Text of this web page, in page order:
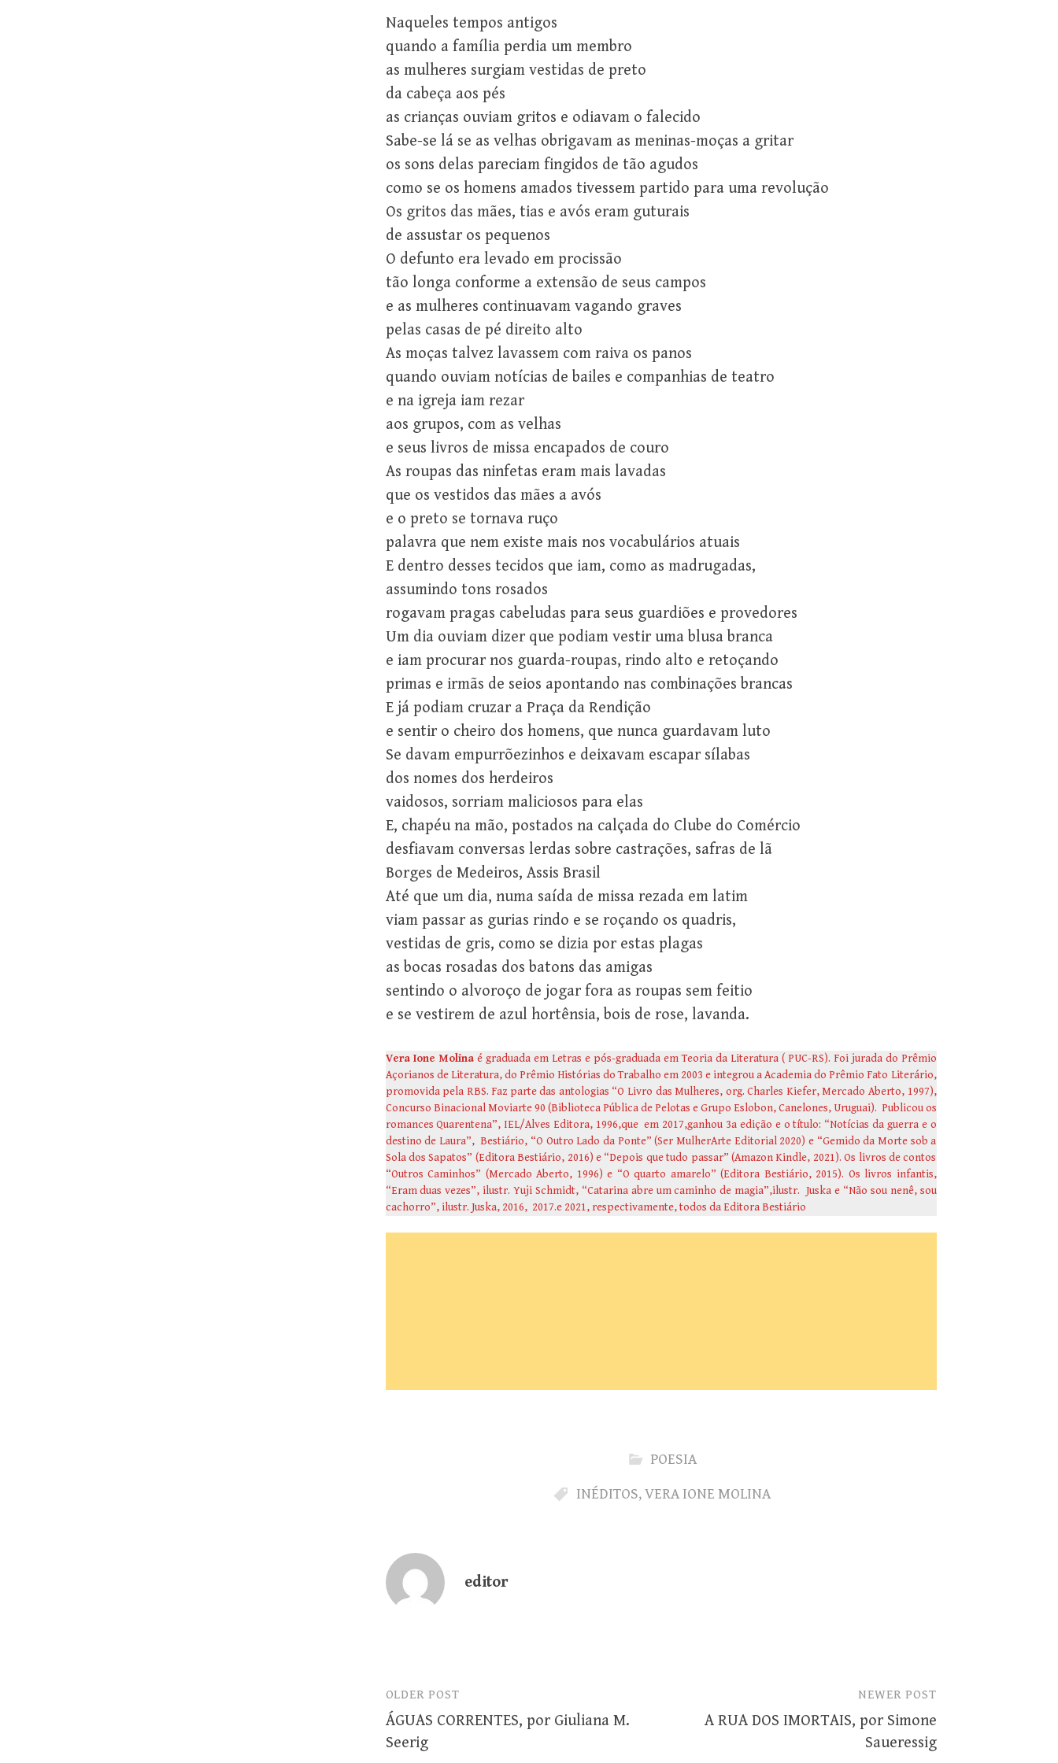
Naqueles tempos antigos
quando a família perdia um membro
as mulheres surgiam vestidas de preto
da cabeça aos pés
as crianças ouviam gritos e odiavam o falecido
Sabe-se lá se as velhas obrigavam as meninas-moças a gritar
os sons delas pareciam fingidos de tão agudos
como se os homens amados tivessem partido para uma revolução
Os gritos das mães, tias e avós eram guturais
de assustar os pequenos
O defunto era levado em procissão
tão longa conforme a extensão de seus campos
e as mulheres continuavam vagando graves
pelas casas de pé direito alto
As moças talvez lavassem com raiva os panos
quando ouviam notícias de bailes e companhias de teatro
e na igreja iam rezar
aos grupos, com as velhas
e seus livros de missa encapados de couro
As roupas das ninfetas eram mais lavadas
que os vestidos das mães a avós
e o preto se tornava ruço
palavra que nem existe mais nos vocabulários atuais
E dentro desses tecidos que iam, como as madrugadas,
assumindo tons rosados
rogavam pragas cabeludas para seus guardiões e provedores
Um dia ouviam dizer que podiam vestir uma blusa branca
e iam procurar nos guarda-roupas, rindo alto e retoçando
primas e irmãs de seios apontando nas combinações brancas
E já podiam cruzar a Praça da Rendição
e sentir o cheiro dos homens, que nunca guardavam luto
Se davam empurrõezinhos e deixavam escapar sílabas
dos nomes dos herdeiros
vaidosos, sorriam maliciosos para elas
E, chapéu na mão, postados na calçada do Clube do Comércio
desfiavam conversas lerdas sobre castrações, safras de lã
Borges de Medeiros, Assis Brasil
Até que um dia, numa saída de missa rezada em latim
viam passar as gurias rindo e se roçando os quadris,
vestidas de gris, como se dizia por estas plagas
as bocas rosadas dos batons das amigas
sentindo o alvoroço de jogar fora as roupas sem feitio
e se vestirem de azul hortênsia, bois de rose, lavanda.
Vera Ione Molina é graduada em Letras e pós-graduada em Teoria da Literatura ( PUC-RS). Foi jurada do Prêmio
Açorianos de Literatura, do Prêmio Histórias do Trabalho em 2003 e integrou a Academia do Prêmio Fato Literário,
promovida pela RBS. Faz parte das antologias “O Livro das Mulheres, org. Charles Kiefer, Mercado Aberto, 1997),
Concurso Binacional Moviarte 90 (Biblioteca Pública de Pelotas e Grupo Eslobon, Canelones, Uruguai). Publicou os
romances Quarentena”, IEL/Alves Editora, 1996,que em 2017,ganhou 3a edição e o título: “Notícias da guerra e o
destino de Laura”, Bestiário, “O Outro Lado da Ponte” (Ser MulherArte Editorial 2020) e “Gemido da Morte sob a
Sola dos Sapatos” (Editora Bestiário, 2016) e “Depois que tudo passar” (Amazon Kindle, 2021). Os livros de contos
“Outros Caminhos” (Mercado Aberto, 1996) e “O quarto amarelo” (Editora Bestiário, 2015). Os livros infantis,
“Eram duas vezes”, ilustr. Yuji Schmidt, “Catarina abre um caminho de magia”,ilustr. Juska e “Não sou nenê, sou
cachorro”, ilustr. Juska, 2016, 2017.e 2021, respectivamente, todos da Editora Bestiário
POESIA
INÉDITOS,VERA IONE MOLINA
editor
Post
navigation
OLDER POST
ÁGUAS CORRENTES, por Giuliana M.
Seerig
NEWER POST
A RUA DOS IMORTAIS, por Simone
Saueressig